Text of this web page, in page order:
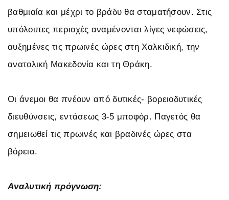
βαθμιαία και μέχρι το βράδυ θα σταματήσουν. Στις
υπόλοιπες περιοχές αναμένονται λίγες νεφώσεις,
αυξημένες τις πρωινές ώρες στη Χαλκιδική, την
ανατολική Μακεδονία και τη Θράκη.
Οι άνεμοι θα πνέουν από δυτικές- βορειοδυτικές
διευθύνσεις, εντάσεως 3-5 μποφόρ. Παγετός θα
σημειωθεί τις πρωινές και βραδινές ώρες στα
βόρεια.
Αναλυτική πρόγνωση: